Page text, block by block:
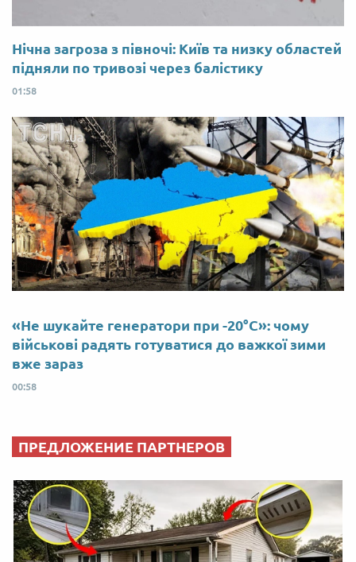
Нічна загроза з півночі: Київ та низку областей
підняли по тривозі через балістику
01:58
«Не шукайте генератори при -20°C»: чому
військові радять готуватися до важкої зими
вже зараз
00:58
ПРЕДЛОЖЕНИЕ ПАРТНЕРОВ